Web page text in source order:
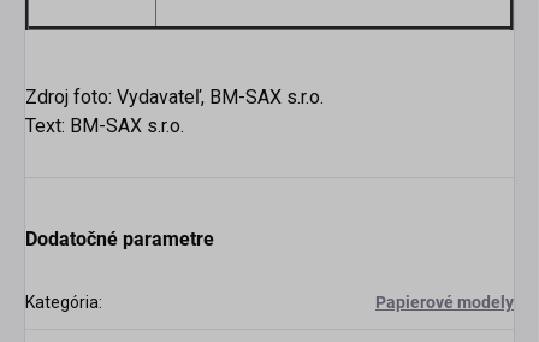
Zdroj foto: Vydavateľ, BM-SAX s.r.o.
Text: BM-SAX s.r.o.
Dodatočné parametre
Kategória: Papierové modely